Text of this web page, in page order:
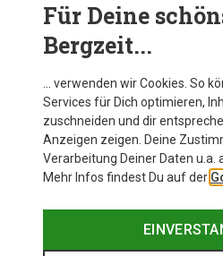
Cytal Lite Fahrradhelm
349,95 €
50-56CM
54-59CM
56-61CM
Für Deine
Bergzeit...
… verwenden wir Cookies. So
Services für Dich optimieren,
zuschneiden und dir
Anzeigen zeigen. Deine
Verarbeitung Deiner Daten u.a.
Mehr Infos findest Du auf der